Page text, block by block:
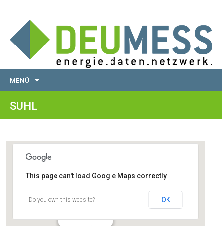
MENÜ
SUHL
Suhl
This page can't load Google Maps correctly.
Do you own this website? OK